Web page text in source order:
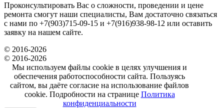
Проконсультировать Вас о сложности, проведении и цене
ремонта смогут наши специалисты, Вам достаточно связаться
с нами по +7(903)715-09-15 и +7(916)938-98-12 или оставить
заявку на нашем сайте.
© 2016-2026
© 2016-2026
Мы используем файлы cookie в целях улучшения и
обеспечения работоспособности сайта. Пользуясь
сайтом, вы даёте согласие на использование файлов
cookie. Подробности на странице Политика
конфиденциальности